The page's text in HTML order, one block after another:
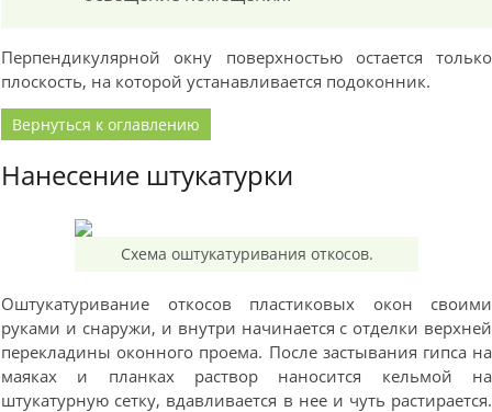
Перпендикулярной окну поверхностью остается только
плоскость, на которой устанавливается подоконник.
Вернуться к оглавлению
Нанесение штукатурки
Схема оштукатуривания откосов.
Оштукатуривание откосов пластиковых окон своими
руками и снаружи, и внутри начинается с отделки верхней
перекладины оконного проема. После застывания гипса на
маяках и планках раствор наносится кельмой на
штукатурную сетку, вдавливается в нее и чуть растирается.